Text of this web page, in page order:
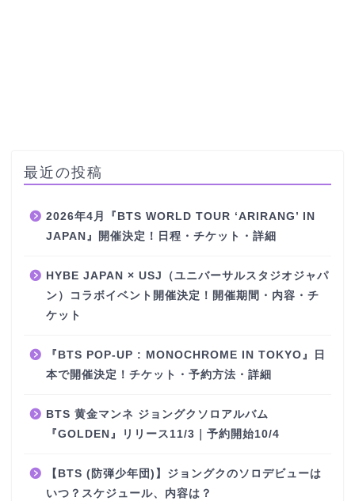
最近の投稿
2026年4月『BTS WORLD TOUR ‘ARIRANG’ IN
JAPAN』開催決定！日程・チケット・詳細
HYBE JAPAN × USJ（ユニバーサルスタジオジャパ
ン）コラボイベント開催決定！開催期間・内容・チ
ケット
『BTS POP-UP : MONOCHROME IN TOKYO』日
本で開催決定！チケット・予約方法・詳細
BTS 黄金マンネ ジョングクソロアルバム
『GOLDEN』リリース11/3｜予約開始10/4
【BTS (防弾少年団)】ジョングクのソロデビューは
いつ？スケジュール、内容は？